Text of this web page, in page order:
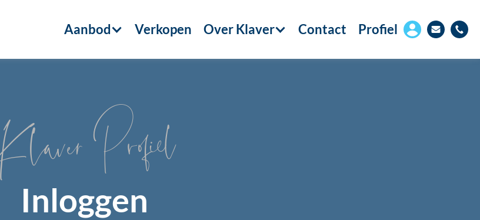
Aanbod Verkopen Over Klaver Contact Profiel
Profiel
Inloggen